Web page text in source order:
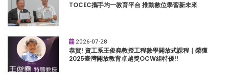
TOCEC攜手均一教育平台 推動數位學習新未來
2026-07-28
恭賀! 資工系王俊堯教授工程數學開放式課程｜榮獲
2025臺灣開放教育卓越獎OCW組特優!!